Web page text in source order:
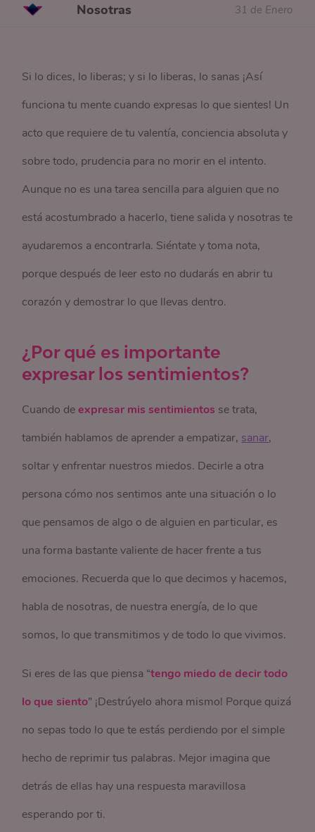
Nosotras 31 de Enero
Si lo dices, lo liberas; y si lo liberas, lo sanas ¡Así
funciona tu mente cuando expresas lo que sientes! Un
acto que requiere de tu valentía, conciencia absoluta y
sobre todo, prudencia para no morir en el intento.
Aunque no es una tarea sencilla para alguien que no
está acostumbrado a hacerlo, tiene salida y nosotras te
ayudaremos a encontrarla. Siéntate y toma nota,
porque después de leer esto no dudarás en abrir tu
corazón y demostrar lo que llevas dentro.
¿Por qué es importante
expresar los sentimientos?
Cuando deexpresar mis sentimientos se trata,
también hablamos de aprender a empatizar, sanar,
soltar y enfrentar nuestros miedos. Decirle a otra
persona cómo nos sentimos ante una situación o lo
que pensamos de algo o de alguien en particular, es
una forma bastante valiente de hacer frente a tus
emociones. Recuerda que lo que decimos y hacemos,
habla de nosotras, de nuestra energía, de lo que
somos, lo que transmitimos y de todo lo que vivimos.
Si eres de las que piensa “tengo miedo de decir todo
lo que siento” ¡Destrúyelo ahora mismo! Porque quizá
no sepas todo lo que te estás perdiendo por el simple
hecho de reprimir tus palabras. Mejor imagina que
detrás de ellas hay una respuesta maravillosa
esperando por ti.